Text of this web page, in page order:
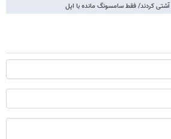
کردند/ فقط سامسونگ مانده با اپل